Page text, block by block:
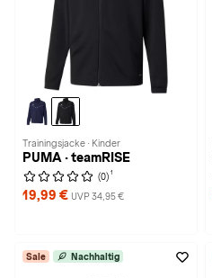
Trainingsjacke · Kinder
PUMA · teamRISE
(0) 1
19,99 € UVP 34,95 €
Sale Nachhaltig